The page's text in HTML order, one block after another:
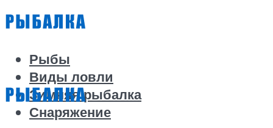
Рыбы
Виды ловли
Зимняя рыбалка
Снаряжение